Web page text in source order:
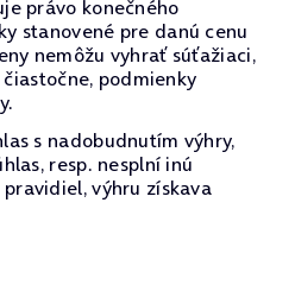
právo konečného
stanovené pre danú cenu
nemôžu vyhrať súťažiaci,
podmienky
s nadobudnutím výhry,
resp. nesplní inú
výhru získava